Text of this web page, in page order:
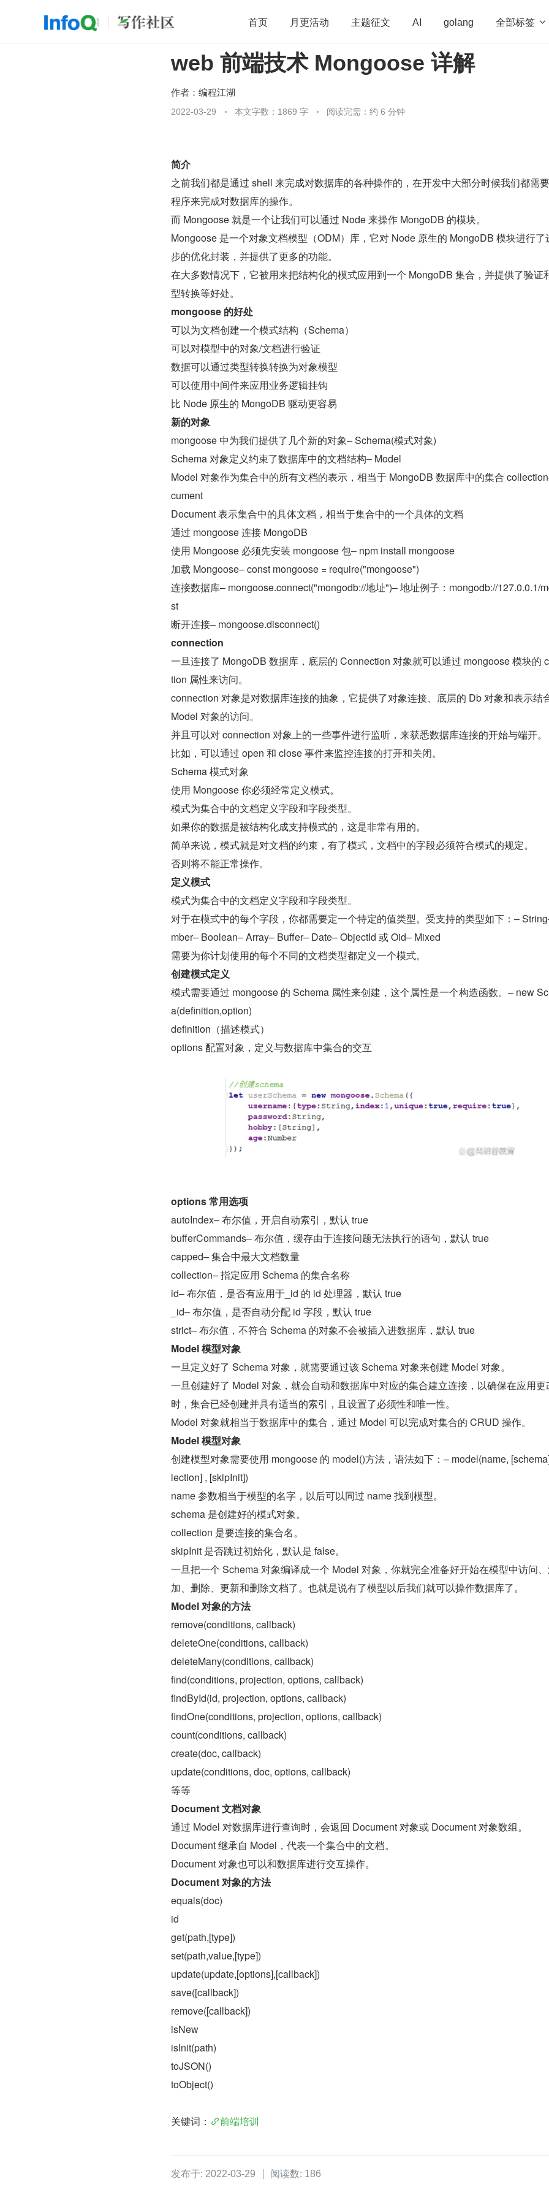
首页 月更活动 主题征文 AI golang 全部标签 
开源 架构 OpenHarmony 算法 学习方法 Web3.0
团队管理
web 前端技术 Mongoose 详解
作者： 编程江湖
2022-03-29 本文字数：1869 字 阅读完需：约 6 分钟
简介
之前我们都是通过 shell 来完成对数据库的各种操作的，在开发中大部分时候我们都需
程序来完成对数据库的操作。
而 Mongoose 就是一个让我们可以通过 Node 来操作 MongoDB 的模块。
Mongoose 是一个对象文档模型（ODM）库，它对 Node 原生的 MongoDB 模块进行了
步的优化封装，并提供了更多的功能。
在大多数情况下，它被用来把结构化的模式应用到一个 MongoDB 集合，并提供了验证
型转换等好处。
mongoose 的好处
可以为文档创建一个模式结构（Schema）
可以对模型中的对象/文档进行验证
数据可以通过类型转换转换为对象模型
可以使用中间件来应用业务逻辑挂钩
比 Node 原生的 MongoDB 驱动更容易
新的对象
mongoose 中为我们提供了几个新的对象– Schema(模式对象)
Schema 对象定义约束了数据库中的文档结构– Model
Model 对象作为集合中的所有文档的表示，相当于 MongoDB 数据库中的集合
cument
Document 表示集合中的具体文档，相当于集合中的一个具体的文档
通过 mongoose 连接 MongoDB
使用 Mongoose 必须先安装 mongoose 包– npm install mongoose
加载 Mongoose– const mongoose = require("mongoose")
连接数据库– mongoose.connect("mongodb://地址")– 地址例子：mongodb://127.0.0.1/
st
断开连接– mongoose.disconnect()
connection
一旦连接了 MongoDB 数据库，底层的 Connection 对象就可以通过 mongoose 模块的
tion 属性来访问。
connection 对象是对数据库连接的抽象，它提供了对象连接、底层的 Db 对象和表示结
Model 对象的访问。
并且可以对 connection 对象上的一些事件进行监听，来获悉数据库连接的开始与端开。
比如，可以通过 open 和 close 事件来监控连接的打开和关闭。
Schema 模式对象
使用 Mongoose 你必须经常定义模式。
模式为集合中的文档定义字段和字段类型。
如果你的数据是被结构化成支持模式的，这是非常有用的。
简单来说，模式就是对文档的约束，有了模式，文档中的字段必须符合模式的规定。
否则将不能正常操作。
定义模式
模式为集合中的文档定义字段和字段类型。
对于在模式中的每个字段，你都需要定一个特定的值类型。受支持的类型如下：–
mber– Boolean– Array– Buffer– Date– ObjectId 或 Oid– Mixed
需要为你计划使用的每个不同的文档类型都定义一个模式。
创建模式定义
模式需要通过 mongoose 的 Schema 属性来创建，这个属性是一个构造函数。– new
a(definition,option)
definition（描述模式）
options 配置对象，定义与数据库中集合的交互
options 常用选项
autoIndex– 布尔值，开启自动索引，默认 true
bufferCommands– 布尔值，缓存由于连接问题无法执行的语句，默认 true
capped– 集合中最大文档数量
collection– 指定应用 Schema 的集合名称
id– 布尔值，是否有应用于_id 的 id 处理器，默认 true
_id– 布尔值，是否自动分配 id 字段，默认 true
strict– 布尔值，不符合 Schema 的对象不会被插入进数据库，默认 true
Model 模型对象
一旦定义好了 Schema 对象，就需要通过该 Schema 对象来创建 Model 对象。
一旦创建好了 Model 对象，就会自动和数据库中对应的集合建立连接，以确保在应用更
时，集合已经创建并具有适当的索引，且设置了必须性和唯一性。
Model 对象就相当于数据库中的集合，通过 Model 可以完成对集合的 CRUD 操作。
Model 模型对象
创建模型对象需要使用 mongoose 的 model()方法，语法如下：– model(name,
lection] , [skipInit])
name 参数相当于模型的名字，以后可以同过 name 找到模型。
schema 是创建好的模式对象。
collection 是要连接的集合名。
skipInit 是否跳过初始化，默认是 false。
一旦把一个 Schema 对象编译成一个 Model 对象，你就完全准备好开始在模型中访问
加、删除、更新和删除文档了。也就是说有了模型以后我们就可以操作数据库了。
Model 对象的方法
remove(conditions, callback)
deleteOne(conditions, callback)
deleteMany(conditions, callback)
find(conditions, projection, options, callback)
findById(id, projection, options, callback)
findOne(conditions, projection, options, callback)
count(conditions, callback)
create(doc, callback)
update(conditions, doc, options, callback)
等等
Document 文档对象
通过 Model 对数据库进行查询时，会返回 Document 对象或 Document 对象数组。
Document 继承自 Model，代表一个集合中的文档。
Document 对象也可以和数据库进行交互操作。
Document 对象的方法
equals(doc)
id
get(path,[type])
set(path,value,[type])
update(update,[options],[callback])
save([callback])
remove([callback])
isNew
isInit(path)
toJSON()
toObject()
关键词： 前端培训
发布于: 2022-03-29 阅读数: 186